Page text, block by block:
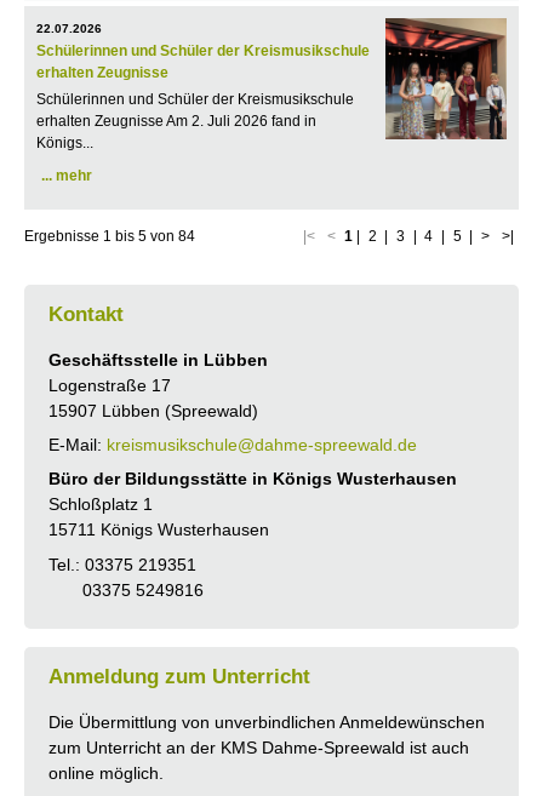
22.07.2026
Schülerinnen und Schüler der Kreismusikschule
erhalten Zeugnisse
Schülerinnen und Schüler der Kreismusikschule
erhalten Zeugnisse Am 2. Juli 2026 fand in
Königs...
mehr
Ergebnisse 1 bis 5 von 84 |< < 1| 2 3 4 5 > >|
Kontakt
Geschäftsstelle in Lübben
Logenstraße 17
15907 Lübben (Spreewald)
E-Mail: kreismusikschule@dahme-spreewald.de
Büro der Bildungsstätte in Königs Wusterhausen
Schloßplatz 1
15711 Königs Wusterhausen
Tel.: 03375 219351
03375 5249816
Anmeldung zum Unterricht
Die Übermittlung von unverbindlichen Anmeldewünschen
zum Unterricht an der KMS Dahme-Spreewald ist auch
online möglich.